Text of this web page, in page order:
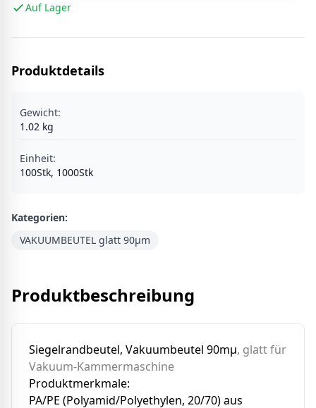
Auf Lager
Produktdetails
Gewicht:
1.02 kg
Einheit:
100Stk, 1000Stk
Kategorien:
VAKUUMBEUTEL glatt 90µm
Produktbeschreibung
Siegelrandbeutel, Vakuumbeutel 90mµ, glatt für
Vakuum-Kammermaschine
Produktmerkmale:
PA/PE (Polyamid/Polyethylen, 20/70) aus